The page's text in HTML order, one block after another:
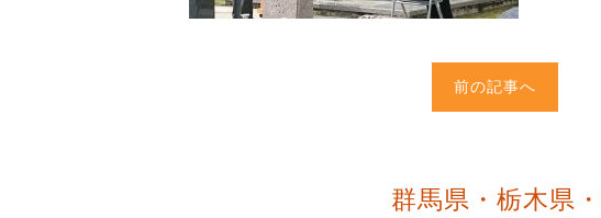
前の記事へ
群馬県・栃木県